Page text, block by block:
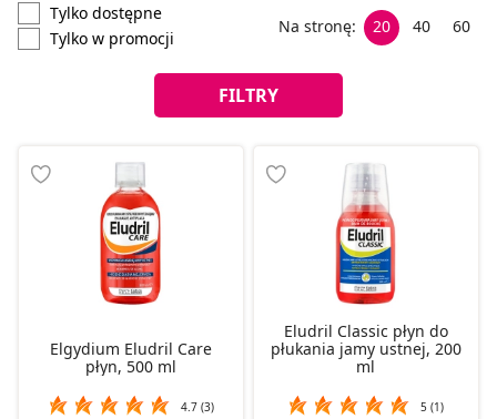
Tylko dostępne
Tylko w promocji
Na stronę: 20 40 60
FILTRY
Elgydium Eludril Care
płyn, 500 ml
4.7 (3)
Eludril Classic płyn do
płukania jamy ustnej, 200
ml
5 (1)